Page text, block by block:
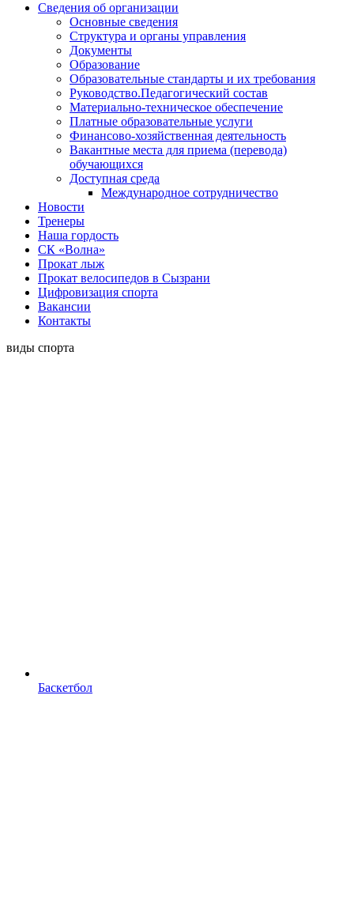
Сведения об организации
Основные сведения
Структура и органы управления
Документы
Образование
Образовательные стандарты и их требования
Руководство.Педагогический состав
Материально-техническое обеспечение
Платные образовательные услуги
Финансово-хозяйственная деятельность
Вакантные места для приема (перевода)
обучающихся
Доступная среда
Международное сотрудничество
Новости
Тренеры
Наша гордость
СК «Волна»
Прокат лыж
Прокат велосипедов в Сызрани
Цифровизация спорта
Вакансии
Контакты
виды спорта
Баскетбол